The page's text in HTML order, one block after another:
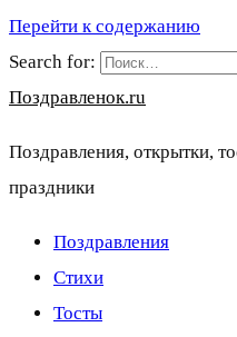
Перейти к содержанию
Search for:
Поздравленок.ru
Поздравления, открытки,
праздники
Поздравления
Стихи
Тосты